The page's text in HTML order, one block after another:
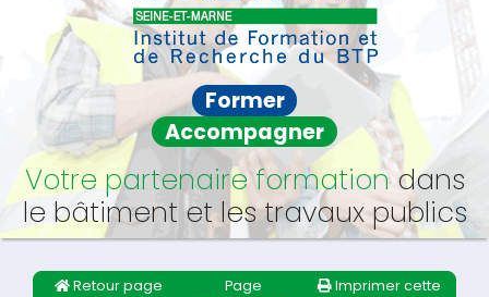
Former
Accompagner
Votre partenaire formationdans
le bâtiment et les travaux publics
Retour page
Page
Imprimer cette